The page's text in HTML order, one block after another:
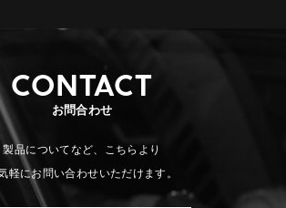
CONTACT
お問合わせ
製品についてなど、こちらより
軽にお問い合わせいただけます。